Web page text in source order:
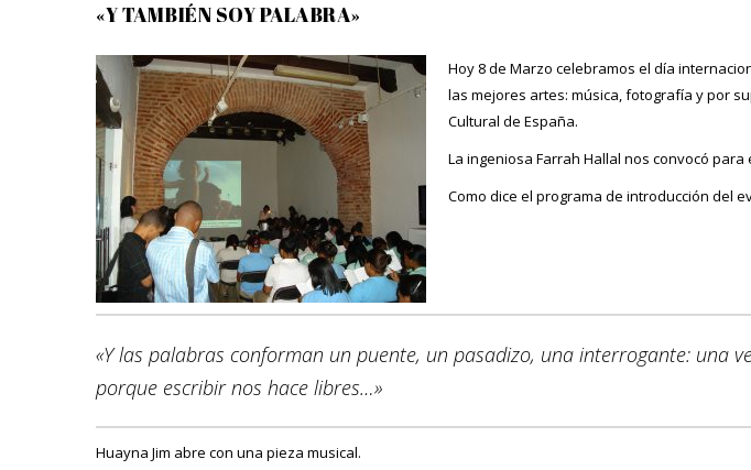
«Y TAMBIÉN SOY PALABRA»
Hoy 8 de Marzo celebramos el día
las mejores artes: música, fotografía y por
Cultural de España.
La ingeniosa Farrah Hallal nos convocó
Como dice el programa de introducción del
«Y las palabras conforman un puente, un pasadizo, una interrogante: una
porque escribir nos hace libres…»
Huayna Jim abre con una pieza musical.